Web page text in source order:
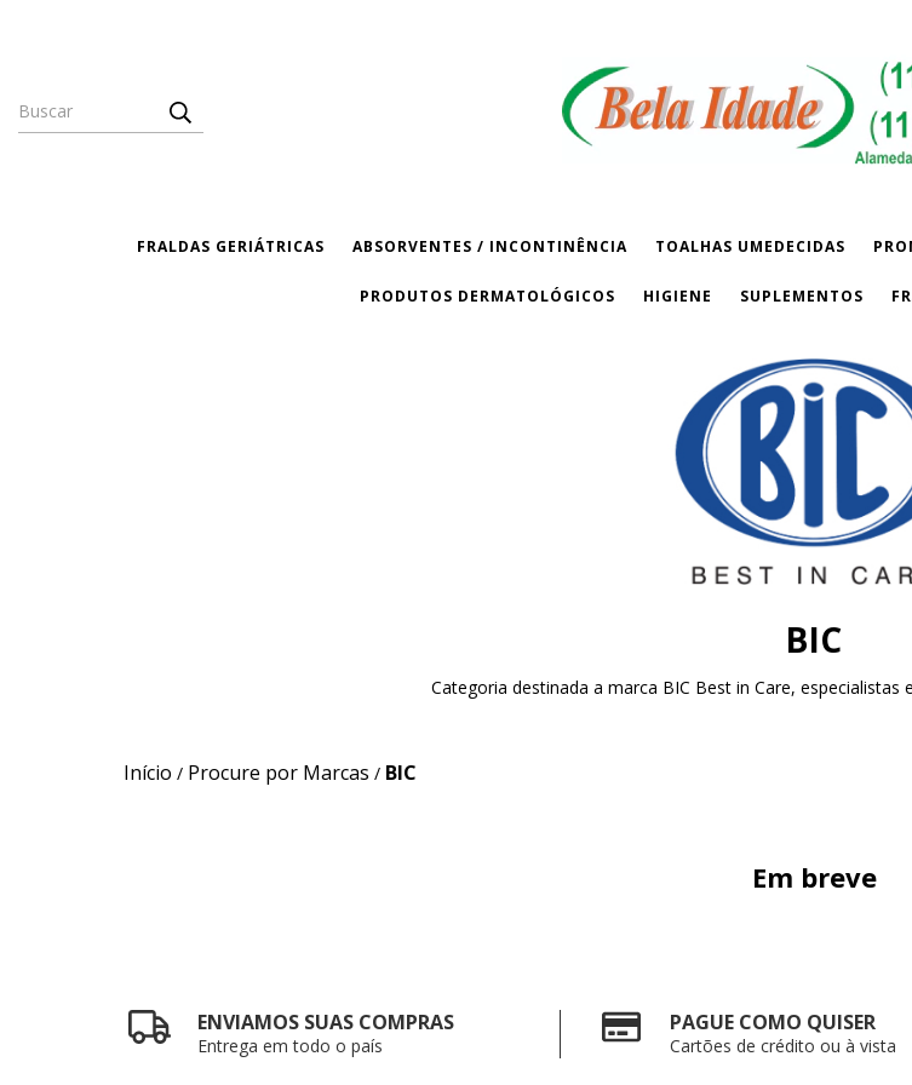
FRALDAS GERIÁTRICAS ABSORVENTES / INCONTINÊNCIA TOALHAS UMEDECIDAS
PRODUTOS DERMATOLÓGICOS HIGIENE SUPLEMENTOS
BIC
Categoria destinada a marca BIC Best in Care,
Início / Procure por Marcas / BIC
Em breve
ENVIAMOS SUAS COMPRAS
Entrega em todo o país
PAGUE COMO QUISER
Cartões de crédito ou à vista